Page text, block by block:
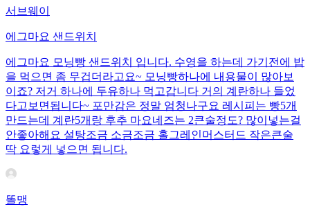
서브웨이
에그마요 샌드위치
에그마요 모닝빵 샌드위치 입니다. 수영을 하는데 가기전에 밥
을 먹으면 좀 무겁더라고요~ 모닝빵하나에 내용물이 많아보
이죠? 저거 하나에 두유하나 먹고갑니다 거의 계란하나 들었
다고보면됩니다~ 포만감은 정말 엄청나구요 레시피는 빵5개
만드는데 계란5개랑 후추 마요네즈는 2큰술정도? 많이넣는걸
안좋아해요 설탕조금 소금조금 홀그레인머스터드 작은큰술
딱 요렇게 넣으면 됩니다.
똘맹